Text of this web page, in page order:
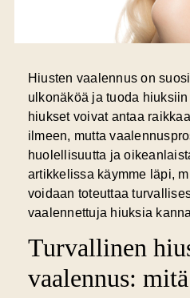
Hiusten vaalennus on
ulkonäköä ja tuoda
hiukset voivat antaa
ilmeen, mutta
huolellisuutta ja
artikkelissa käymme läpi,
voidaan toteuttaa
vaalennettuja hiuksia
Turvallinen
vaalennus: